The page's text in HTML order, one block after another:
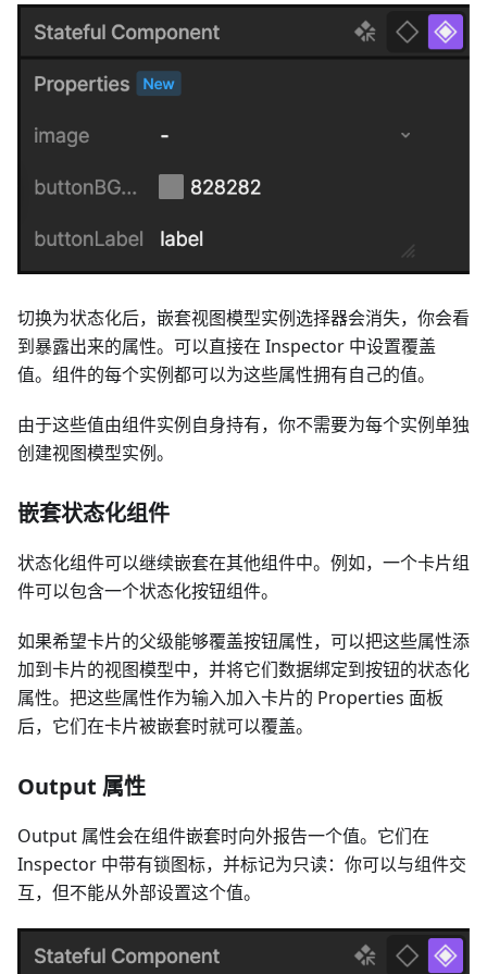
切换为状态化后，嵌套视图模型实例选择器会消失，你会看
到暴露出来的属性。可以直接在 Inspector 中设置覆盖
值。组件的每个实例都可以为这些属性拥有自己的值。
由于这些值由组件实例自身持有，你不需要为每个实例单独
创建视图模型实例。
嵌套状态化组件
状态化组件可以继续嵌套在其他组件中。例如，一个卡片组
件可以包含一个状态化按钮组件。
如果希望卡片的父级能够覆盖按钮属性，可以把这些属性添
加到卡片的视图模型中，并将它们数据绑定到按钮的状态化
属性。把这些属性作为输入加入卡片的 Properties 面板
后，它们在卡片被嵌套时就可以覆盖。
Output 属性
Output 属性会在组件嵌套时向外报告一个值。它们在
Inspector 中带有锁图标，并标记为只读：你可以与组件交
互，但不能从外部设置这个值。